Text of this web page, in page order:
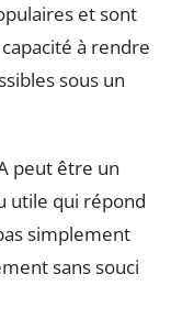
et sont
à rendre
sous un
peut être un
utile qui répond
simplement
sans souci